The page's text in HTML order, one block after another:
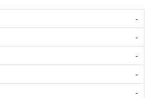
-
-
-
-
-